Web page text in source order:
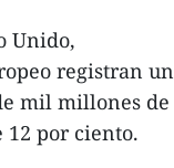
Unido,
registran un
mil millones de
por ciento.